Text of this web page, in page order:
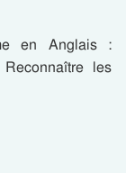
en Anglais :
les